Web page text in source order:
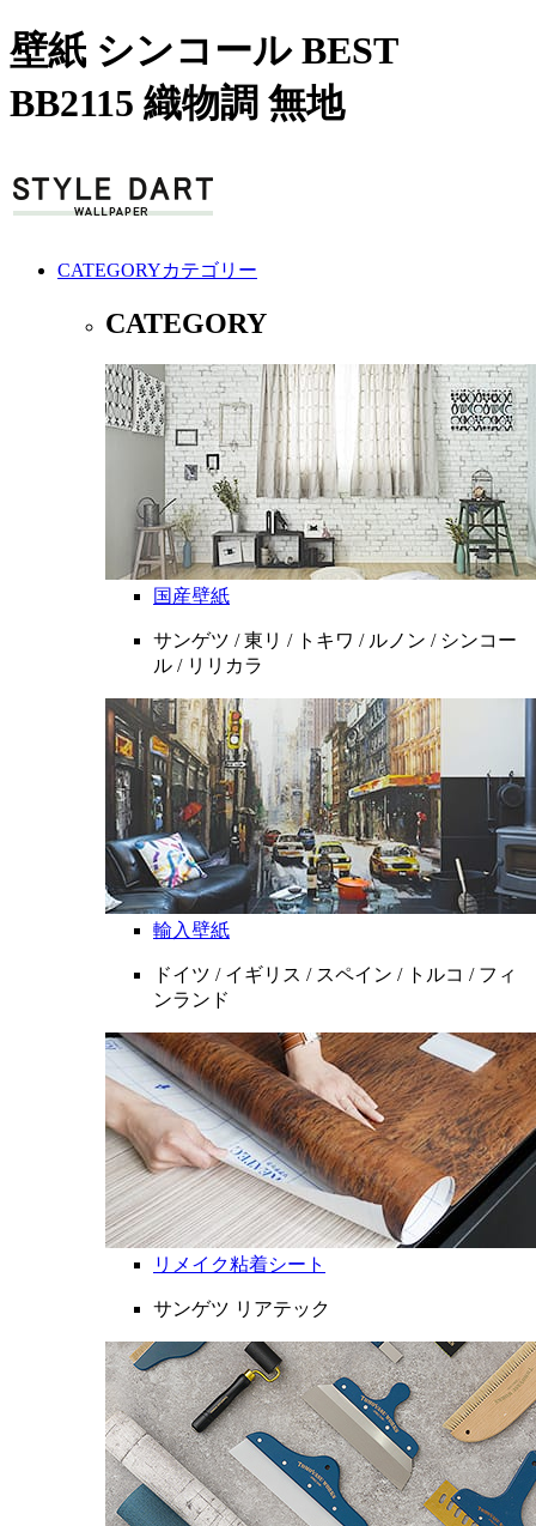
壁紙 シンコール BEST
BB2115 織物調 無地
CATEGORYカテゴリー
CATEGORY
国産壁紙
サンゲツ / 東リ / トキワ / ルノン / シンコー
ル / リリカラ
輸入壁紙
ドイツ / イギリス / スペイン / トルコ / フィ
ンランド
リメイク粘着シート
サンゲツ リアテック